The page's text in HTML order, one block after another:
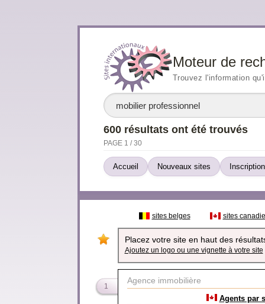
Moteur de
Trouvez l'information
600 résultats ont été trouvés
PAGE 1 / 30
Accueil Nouveaux sites
sites belges sites
Placez votre site en haut des
Ajoutez un logo ou une vignette à votre site
1
Agence immobilière
Agents par